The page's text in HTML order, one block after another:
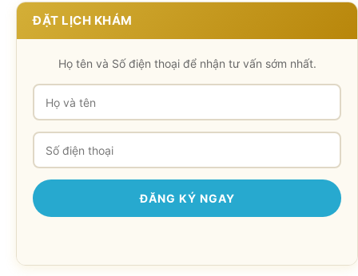
ĐẶT LỊCH KHÁM
Họ tên và Số điện thoại để nhận tư vấn sớm nhất.